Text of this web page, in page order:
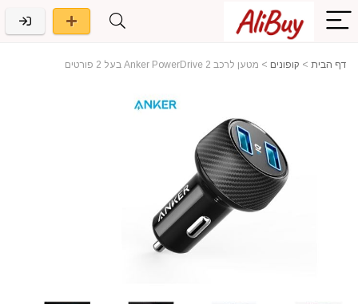
דף הבית > קופונים > מטען לרכב Anker PowerDrive 2 בעל 2 פורטים